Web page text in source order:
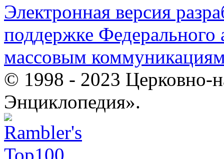
Электронная версия
поддержке Федерального
массовым
© 1998 - 2023 Церковно-
Энциклопедия».